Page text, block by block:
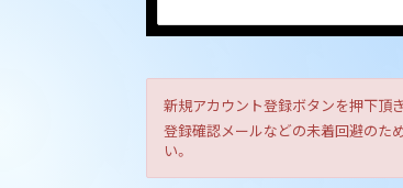
新規アカウント登録ボタンを押下頂
登録確認メールなどの未着回避のた
い。